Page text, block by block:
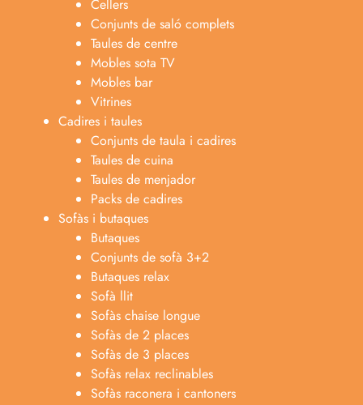
Cellers
Conjunts de saló complets
Taules de centre
Mobles sota TV
Mobles bar
Vitrines
Cadires i taules
Conjunts de taula i cadires
Taules de cuina
Taules de menjador
Packs de cadires
Sofàs i butaques
Butaques
Conjunts de sofà 3+2
Butaques relax
Sofà llit
Sofàs chaise longue
Sofàs de 2 places
Sofàs de 3 places
Sofàs relax reclinables
Sofàs raconera i cantoners
Lun-dom 9:00am-10pm